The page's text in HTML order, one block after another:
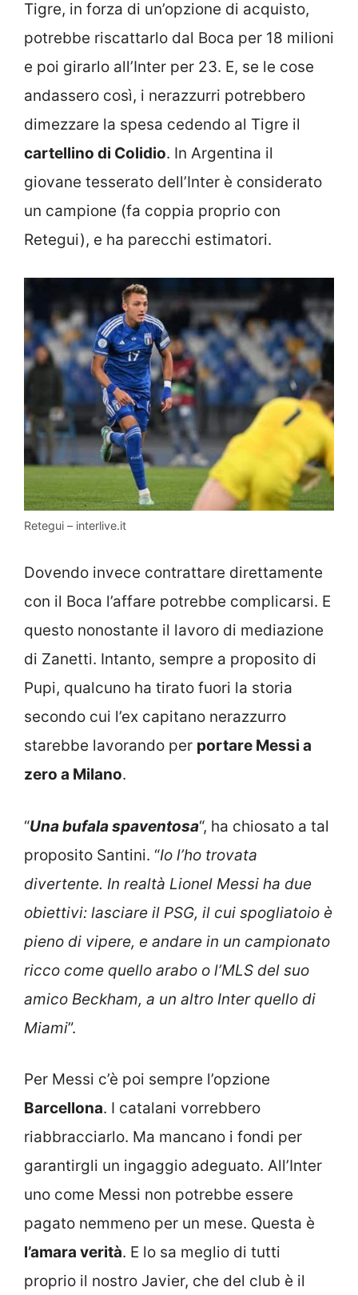
Tigre, in forza di un’opzione di acquisto,
potrebbe riscattarlo dal Boca per 18 milioni
e poi girarlo all’Inter per 23. E, se le cose
andassero così, i nerazzurri potrebbero
dimezzare la spesa cedendo al Tigre il
cartellino di Colidio. In Argentina il
giovane tesserato dell’Inter è considerato
un campione (fa coppia proprio con
Retegui), e ha parecchi estimatori.
Retegui – interlive.it
Dovendo invece contrattare direttamente
con il Boca l’affare potrebbe complicarsi. E
questo nonostante il lavoro di mediazione
di Zanetti. Intanto, sempre a proposito di
Pupi, qualcuno ha tirato fuori la storia
secondo cui l’ex capitano nerazzurro
starebbe lavorando per portare Messi a
zero a Milano.
“Una bufala spaventosa“, ha chiosato a tal
proposito Santini. “Io l’ho trovata
divertente. In realtà Lionel Messi ha due
obiettivi: lasciare il PSG, il cui spogliatoio è
pieno di vipere, e andare in un campionato
ricco come quello arabo o l’MLS del suo
amico Beckham, a un altro Inter quello di
Miami”.
Per Messi c’è poi sempre l’opzione
Barcellona. I catalani vorrebbero
riabbracciarlo. Ma mancano i fondi per
garantirgli un ingaggio adeguato. All’Inter
uno come Messi non potrebbe essere
pagato nemmeno per un mese. Questa è
l’amara verità. E lo sa meglio di tutti
proprio il nostro Javier, che del club è il